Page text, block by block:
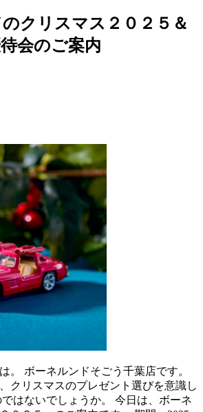
クリスマス２０２５＆
会のご案内
。 ボーネルンドそごう千葉店です。
クリスマスのプレゼント選びを意識し
はないでしょうか。 今日は、ボーネ